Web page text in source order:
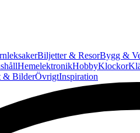
Biljetter & ResorBygg &
HemelektronikHobbyKlockor
& BilderÖvrigtInspiration